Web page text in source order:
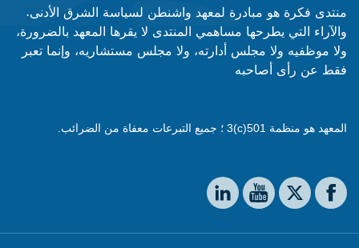
منتدى فكرة هو مبادرة لمعهد واشنطن لسياسة الشرق الأدنى.
والآراء التي يطرحها مساهمي المنتدى لا يقرها المعهد بالضرورة،
ولا موظفيه ولا مجلس أدارته، ولا مجلس مستشاريه، وإنما تعبر
فقط عن رأى أصاحبه
المعهد هو منظمة 501(c)3 ؛ جميع التبرعات معفاة من الضرائب.
Social media
The Washington Institute on Facebook
The Washington Institute on X
The Washington Institute on YouTube
The Washington Institute on LinkedIn